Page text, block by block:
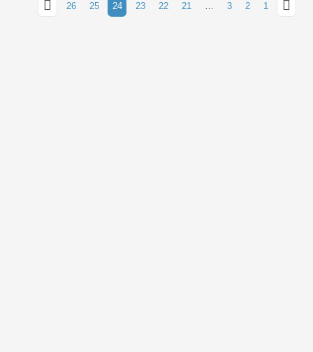
1
2
3
…
21
22
23
24
25
26